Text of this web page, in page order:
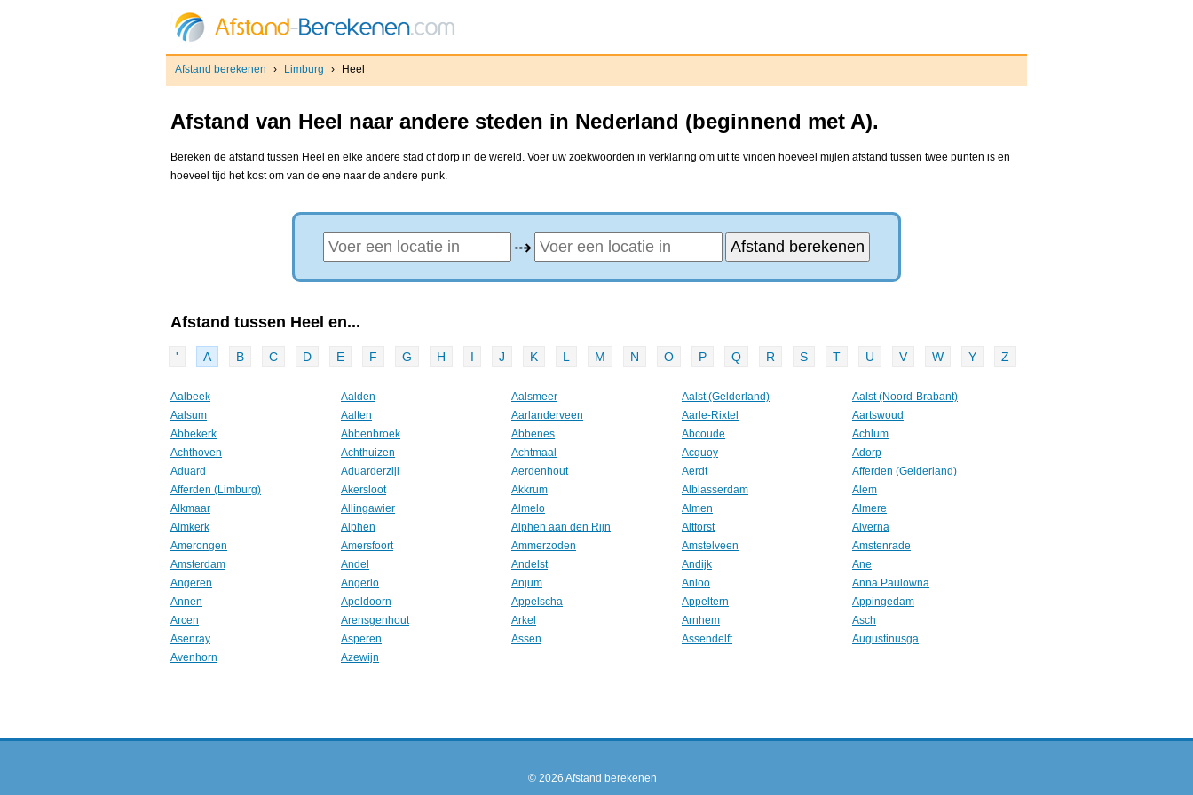
Afstand berekenen › Limburg › Heel
Afstand van Heel naar andere steden in Nederland (beginnend met A).
Bereken de afstand tussen Heel en elke andere stad of dorp in de wereld. Voer uw zoekwoorden in verklaring om uit te vinden hoeveel mijlen afstand tussen twee punten is en
hoeveel tijd het kost om van de ene naar de andere punk.
⇢
Afstand tussen Heel en...
' A B C D E F G H I J K L M N O P Q R S T U V W Y Z
Aalbeek Aalden Aalsmeer Aalst (Gelderland)
Aalst (Noord-Brabant)
Aalsum
Aalten Aarlanderveen Aarle-Rixtel
Aartswoud
Abbekerk
Abbenbroek Abbenes Abcoude
Achlum
Achthoven
Achthuizen Achtmaal Acquoy
Adorp
Aduard
Aduarderzijl Aerdenhout Aerdt
Afferden (Gelderland)
Afferden (Limburg)
Akersloot Akkrum Alblasserdam
Alem
Alkmaar
Allingawier Almelo Almen
Almere
Almkerk
Alphen Alphen aan den Rijn Altforst
Alverna
Amerongen
Amersfoort Ammerzoden Amstelveen
Amstenrade
Amsterdam
Andel Andelst Andijk
Ane
Angeren
Angerlo Anjum Anloo
Anna Paulowna
Annen
Apeldoorn Appelscha Appeltern
Appingedam
Arcen
Arensgenhout Arkel Arnhem
Asch
Asenray
Asperen Assen Assendelft
Augustinusga
Avenhorn
Azewijn
© 2026 Afstand berekenen